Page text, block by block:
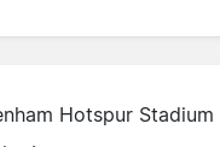
Hotspur Stadium